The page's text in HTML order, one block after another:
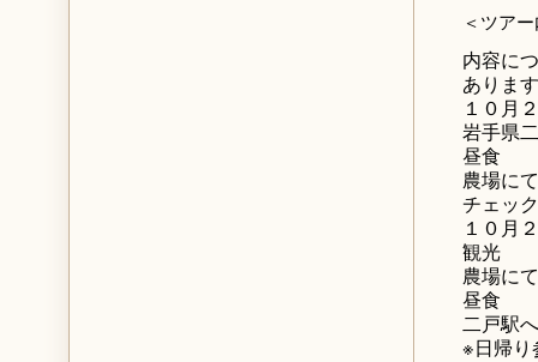
＜ツア
内容に
ありま
１０月
岩手県
昼食
農場に
チェッ
１０月
観光
農場に
昼食
二戸駅
※日帰り